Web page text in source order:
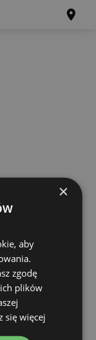
×
aby
zgodę
plików
się więcej